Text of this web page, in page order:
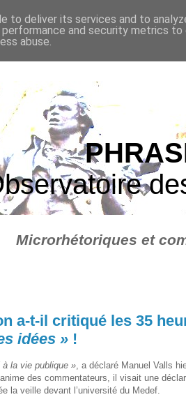
Microrhétoriques et
a-t-il critiqué les 35
idées » !
la vie publique » , a déclaré Manuel Valls
des commentateurs, il visait une
la veille devant l’université du Medef.
to deliver its services and to
and security metrics
abuse.